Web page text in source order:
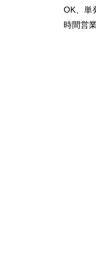
OK、単
時間営